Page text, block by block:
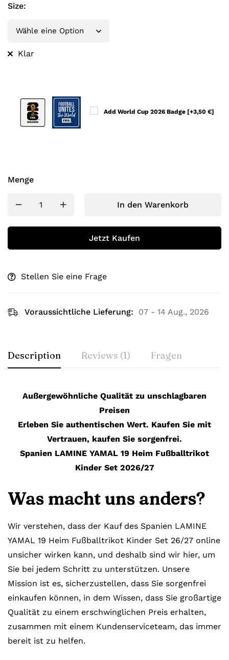
Size:
Klar
Add World Cup 2026 Badge [+3,50 €]
Menge
In den Warenkorb
Jetzt Kaufen
Stellen Sie eine Frage
Voraussichtliche Lieferung: 07 - 14 Aug., 2026
Description Reviews (1) Fragen
Außergewöhnliche Qualität zu unschlagbaren
Preisen
Erleben Sie authentischen Wert. Kaufen Sie mit
Vertrauen, kaufen Sie sorgenfrei.
Spanien LAMINE YAMAL 19 Heim Fußballtrikot
Kinder Set 2026/27
Was macht uns anders?
Wir verstehen, dass der Kauf des Spanien LAMINE
YAMAL 19 Heim Fußballtrikot Kinder Set 26/27 online
unsicher wirken kann, und deshalb sind wir hier, um
Sie bei jedem Schritt zu unterstützen. Unsere
Mission ist es, sicherzustellen, dass Sie sorgenfrei
einkaufen können, in dem Wissen, dass Sie großartige
Qualität zu einem erschwinglichen Preis erhalten,
zusammen mit einem Kundenserviceteam, das immer
bereit ist zu helfen.